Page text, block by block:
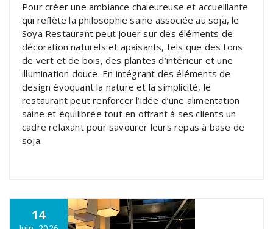
Pour créer une ambiance chaleureuse et accueillante
qui reflète la philosophie saine associée au soja, le
Soya Restaurant peut jouer sur des éléments de
décoration naturels et apaisants, tels que des tons
de vert et de bois, des plantes d’intérieur et une
illumination douce. En intégrant des éléments de
design évoquant la nature et la simplicité, le
restaurant peut renforcer l’idée d’une alimentation
saine et équilibrée tout en offrant à ses clients un
cadre relaxant pour savourer leurs repas à base de
soja.
14